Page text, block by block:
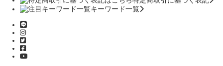
キーワード一覧